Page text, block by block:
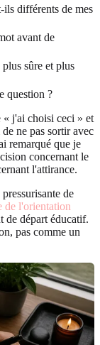
ils différents de mes
avant de
sûre et plus
question ?
« j'ai choisi ceci » et
ne pas sortir avec
remarqué que je
concernant le
l'attirance.
de
de l'orientation
de départ éducatif.
pas comme un